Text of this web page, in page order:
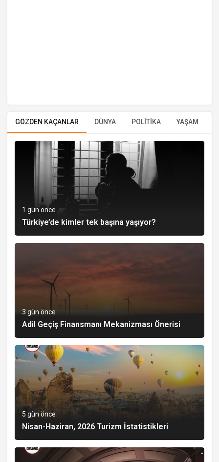
GÖZDEN KAÇANLAR DÜNYA POLİTİKA YAŞAM
1 gün önce
Türkiye’de kimler tek başına yaşıyor?
3 gün önce
Adil Geçiş Finansmanı Mekanizması Önerisi
5 gün önce
Nisan-Haziran, 2026 Turizm İstatistikleri